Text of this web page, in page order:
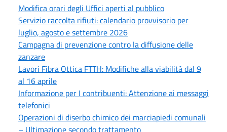
Modifica orari degli Uffici aperti al pubblico
Servizio raccolta rifiuti: calendario provvisorio per
luglio, agosto e settembre 2026
Campagna di prevenzione contro la diffusione delle
zanzare
Lavori Fibra Ottica FTTH: Modifiche alla viabilità dal 9
al 16 aprile
Informazione per I contribuenti: Attenzione ai messaggi
telefonici
Operazioni di diserbo chimico dei marciapiedi comunali
– Ultimazione secondo trattamento